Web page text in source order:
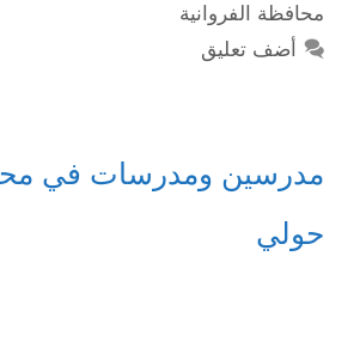
محافظة الفروانية
أضف تعليق
مدرسين ومدرسات في
حولي